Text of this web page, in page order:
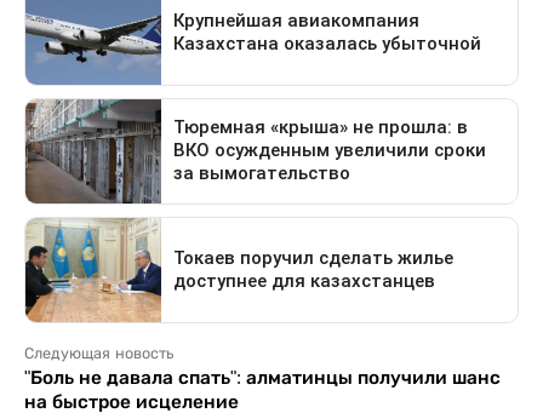
Следующая новость
"Боль не давала спать": алматинцы получили шанс
на быстрое исцеление